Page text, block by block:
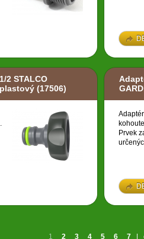
2 STALCO
(17506)
Prvek
1 2 3 4 5 6 7